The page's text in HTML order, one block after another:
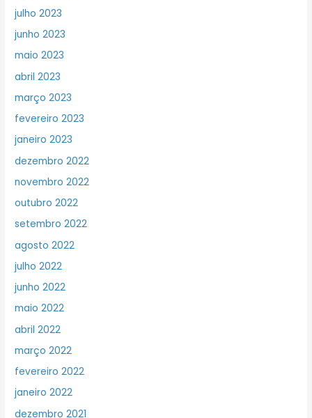
julho 2023
junho 2023
maio 2023
abril 2023
março 2023
fevereiro 2023
janeiro 2023
dezembro 2022
novembro 2022
outubro 2022
setembro 2022
agosto 2022
julho 2022
junho 2022
maio 2022
abril 2022
março 2022
fevereiro 2022
janeiro 2022
dezembro 2021